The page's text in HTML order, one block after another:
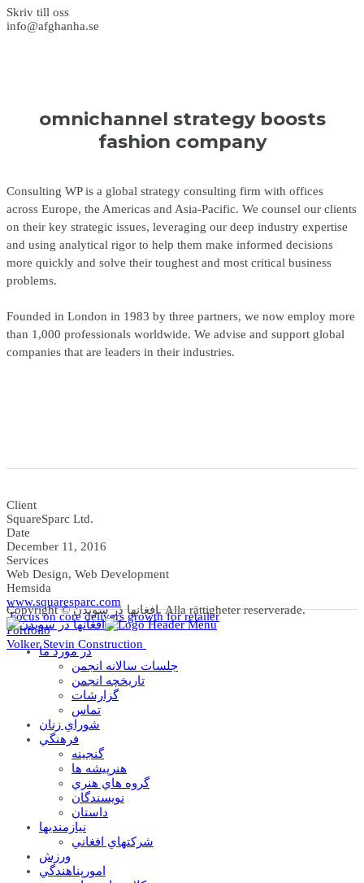
Skriv till oss
info@afghanha.se
omnichannel strategy boosts
fashion company
Consulting WP is a global strategy consulting firm with offices
across Europe, the Americas and Asia-Pacific. We counsel our clients
on their key strategic issues, leveraging our deep industry expertise
and using analytical rigor to help them make informed decisions
more quickly and solve their toughest and most critical business
problems.
Founded in London in 1983 by three partners, we now employ more
than 1,000 professionals worldwide. We advise and support global
companies that are leaders in their industries.
Client
SquareSparc Ltd.
Date
December 11, 2016
Services
Web Design, Web Development
Hemsida
www.squaresparc.com
Focus on core delivers growth for retailer
Portfolio
Volker Stevin Construction
Copyright © افغانها در سویدن. Alla rättigheter reserverade.
در مورد ما
جلسات سالانه انجمن
تاریخچه انجمن
گزارشات
تماس
شوراي زنان
فرهنگي
گنجينه
هنرپيشه ها
گروه هاي هنري
نويسندگان
داستان
نيازمنديها
شرکتهاي افغاني
ورزش
امورپناهندگي